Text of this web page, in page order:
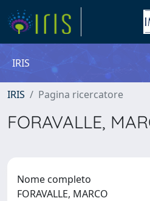
IRIS
IRIS Pagina ricercatore
FORAVALLE,
Nome completo
FORAVALLE, MARCO